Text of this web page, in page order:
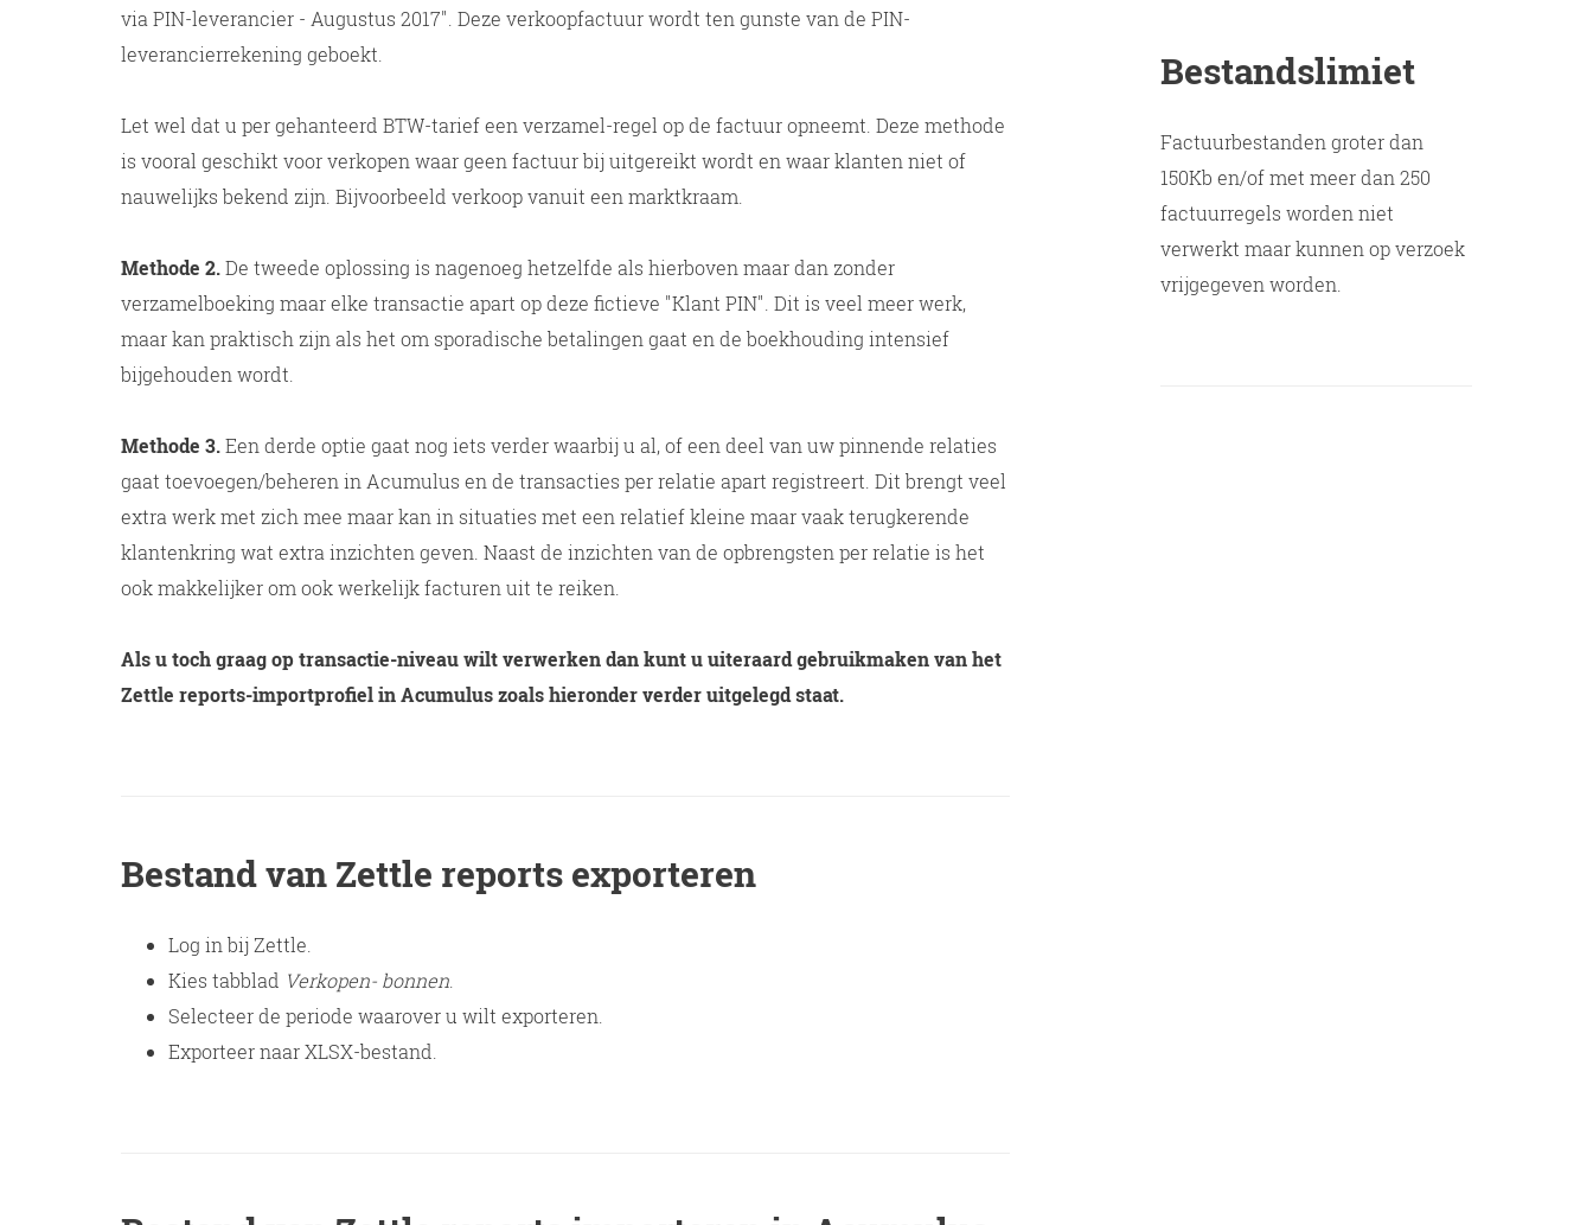
via PIN-leverancier - Augustus 2017". Deze verkoopfactuur wordt ten gunste van de PIN-
leverancierrekening geboekt.
Let wel dat u per gehanteerd BTW-tarief een verzamel-regel op de factuur opneemt. Deze methode
is vooral geschikt voor verkopen waar geen factuur bij uitgereikt wordt en waar klanten niet of
nauwelijks bekend zijn. Bijvoorbeeld verkoop vanuit een marktkraam.
Methode 2.De tweede oplossing is nagenoeg hetzelfde als hierboven maar dan zonder
verzamelboeking maar elke transactie apart op deze fictieve "Klant PIN". Dit is veel meer werk,
maar kan praktisch zijn als het om sporadische betalingen gaat en de boekhouding intensief
bijgehouden wordt.
Methode 3.Een derde optie gaat nog iets verder waarbij u al, of een deel van uw pinnende relaties
gaat toevoegen/beheren in Acumulus en de transacties per relatie apart registreert. Dit brengt veel
extra werk met zich mee maar kan in situaties met een relatief kleine maar vaak terugkerende
klantenkring wat extra inzichten geven. Naast de inzichten van de opbrengsten per relatie is het
ook makkelijker om ook werkelijk facturen uit te reiken.
Als u toch graag op transactie-niveau wilt verwerken dan kunt u uiteraard gebruikmaken van het
Zettle reports-importprofiel in Acumulus zoals hieronder verder uitgelegd staat.
Bestand van Zettle reports exporteren
Log in bij Zettle.
Kies tabblad Verkopen- bonnen
Selecteer de periode waarover u wilt exporteren.
Exporteer naar XLSX-bestand.
Bestandslimiet
Factuurbestanden groter dan
150Kb en/of met meer dan 250
factuurregels worden niet
verwerkt maar kunnen op verzoek
vrijgegeven worden.